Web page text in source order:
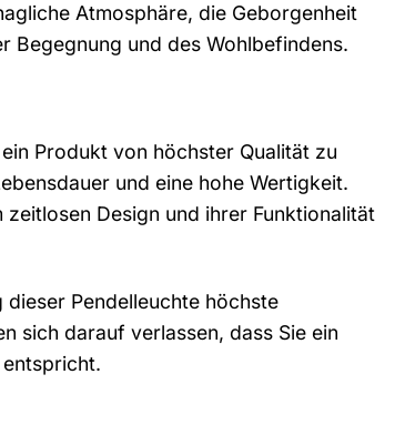
Atmosphäre, die Geborgenheit
Begegnung und des Wohlbefindens.
Produkt von höchster Qualität zu
und eine hohe Wertigkeit.
Design und ihrer Funktionalität
dieser Pendelleuchte höchste
sich darauf verlassen, dass Sie ein